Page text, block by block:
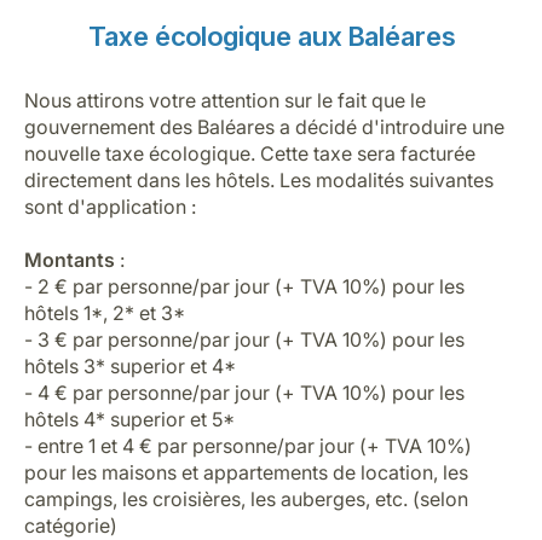
Taxe écologique aux Baléares
Nous attirons votre attention sur le fait que le
gouvernement des Baléares a décidé d'introduire une
nouvelle taxe écologique. Cette taxe sera facturée
directement dans les hôtels. Les modalités suivantes
sont d'application :
Montants :
- 2 € par personne/par jour (+ TVA 10%) pour les
hôtels 1*, 2* et 3*
- 3 € par personne/par jour (+ TVA 10%) pour les
hôtels 3* superior et 4*
- 4 € par personne/par jour (+ TVA 10%) pour les
hôtels 4* superior et 5*
- entre 1 et 4 € par personne/par jour (+ TVA 10%)
pour les maisons et appartements de location, les
campings, les croisières, les auberges, etc. (selon
catégorie)